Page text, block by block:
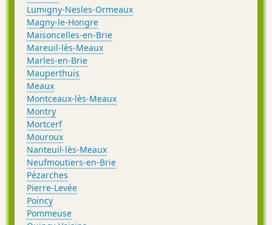
Lumigny-Nesles-Ormeaux
Magny-le-Hongre
Maisoncelles-en-Brie
Mareuil-lès-Meaux
Marles-en-Brie
Mauperthuis
Meaux
Montceaux-lès-Meaux
Montry
Mortcerf
Mouroux
Nanteuil-lès-Meaux
Neufmoutiers-en-Brie
Pézarches
Pierre-Levée
Poincy
Pommeuse